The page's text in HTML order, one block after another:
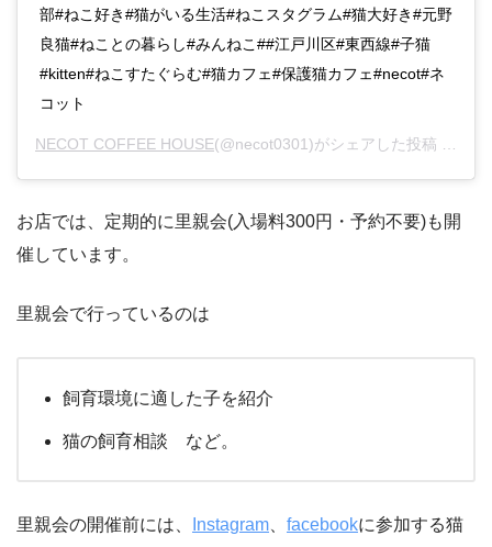
部#ねこ好き#猫がいる生活#ねこスタグラム#猫大好き#元野
良猫#ねことの暮らし#みんねこ##江戸川区#東西線#子猫
#kitten#ねこすたぐらむ#猫カフェ#保護猫カフェ#necot#ネ
コット
NECOT COFFEE HOUSE(@necot0301)がシェアした投稿 –
お店では、定期的に里親会(入場料300円・予約不要)も開
催しています。
里親会で行っているのは
飼育環境に適した子を紹介
猫の飼育相談 など。
里親会の開催前には、 Instagram facebookに参加する猫